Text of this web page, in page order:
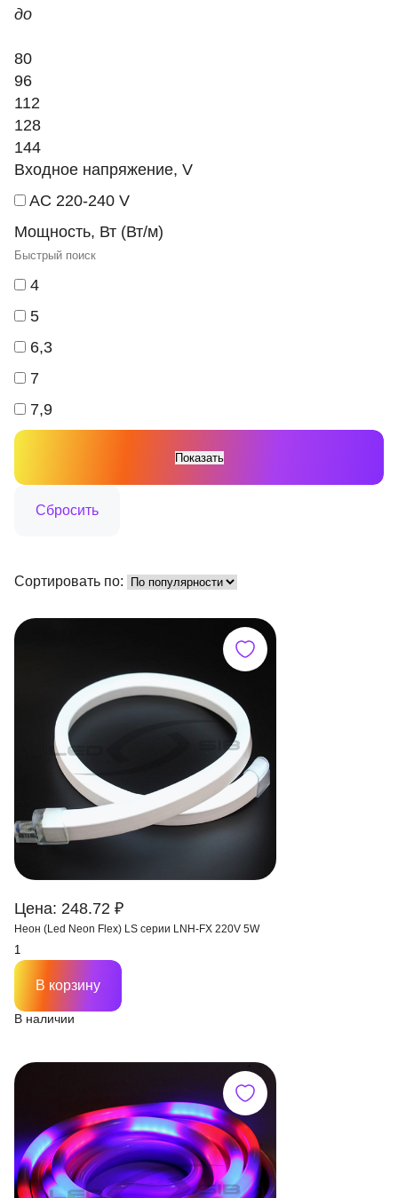
до
80
96
112
128
144
Входное напряжение, V
AC 220-240 V
Мощность, Вт (Вт/м)
4
5
6,3
7
7,9
Сортировать по:
Цена: 248.72 ₽
Неон (Led Neon Flex) LS серии LNH-FX 220V 5W
В наличии
В корзину